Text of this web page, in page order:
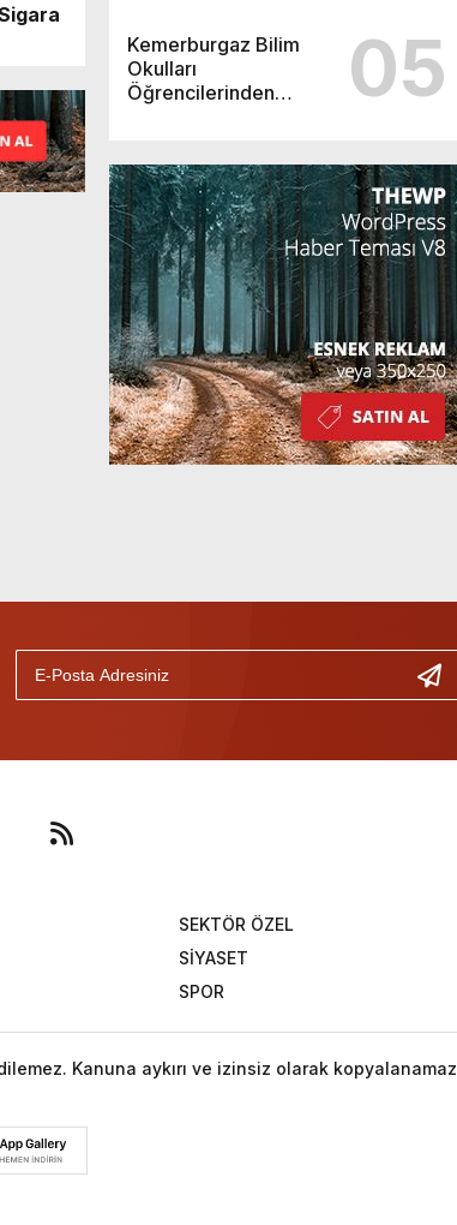
Kemerburgaz Bilim
Okulları
Öğrencilerinden
Kazandı
05
SEKTÖR ÖZEL
SİYASET
SPOR
Kanuna aykırı ve izinsiz olarak kopyalanamaz,